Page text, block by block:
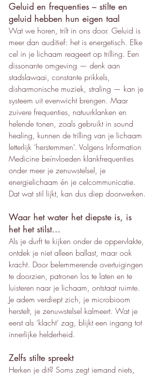
Geluid en frequenties – stilte en
geluid hebben hun eigen taal
Wat we horen, trilt in ons door. Geluid is
meer dan auditief: het is energetisch. Elke
cel in je lichaam reageert op trilling. Een
dissonante omgeving — denk aan
stadslawaai, constante prikkels,
disharmonische muziek, straling — kan je
systeem uit evenwicht brengen. Maar
zuivere frequenties, natuurklanken en
helende tonen, zoals gebruikt in sound
healing, kunnen de trilling van je lichaam
letterlijk ‘herstemmen’. Volgens Information
Medicine beïnvloeden klankfrequenties
onder meer je zenuwstelsel, je
energielichaam én je celcommunicatie.
Dat wat stil lijkt, kan dus diep doorwerken.
Waar het water het diepste is, is
het het stilst...
Als je durft te kijken onder de oppervlakte,
ontdek je niet alleen ballast, maar ook
kracht. Door belemmerende overtuigingen
te doorzien, patronen los te laten en te
luisteren naar je lichaam, ontstaat ruimte.
Je adem verdiept zich, je microbioom
herstelt, je zenuwstelsel kalmeert. Wat je
eerst als ‘klacht’ zag, blijkt een ingang tot
innerlijke helderheid.
Zelfs stilte spreekt
Herken je dit? Soms zegt iemand niets,